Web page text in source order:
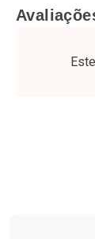
Por